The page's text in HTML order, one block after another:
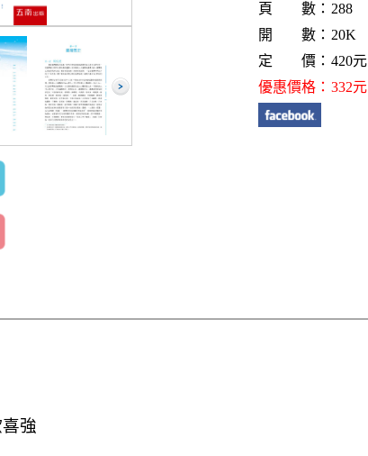
頁 數：288
開 數：20K
定 價：420元
優惠價格：332元